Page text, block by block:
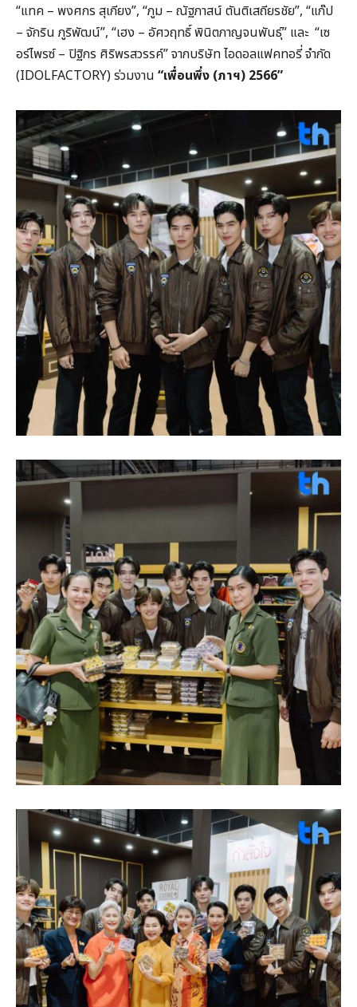
“แทค – พงศกร สุเกียง”, “ภูม – ณัฐภาสน์ ตันติเสถียรชัย”, “แก๊ป
– จักริน ภูริพัฒน์”, “เฮง – อัศวฤทธิ์ พินิตภาญจนพันธุ์” และ “เซ
อร์ไพรซ์ – ปิฐิกร ศิริพรสวรรค์” จากบริษัท ไอดอลแฟคทอรี่ จำกัด
(IDOLFACTORY) ร่วมงาน “เพื่อนพึ่ง (ภาฯ) 2566”